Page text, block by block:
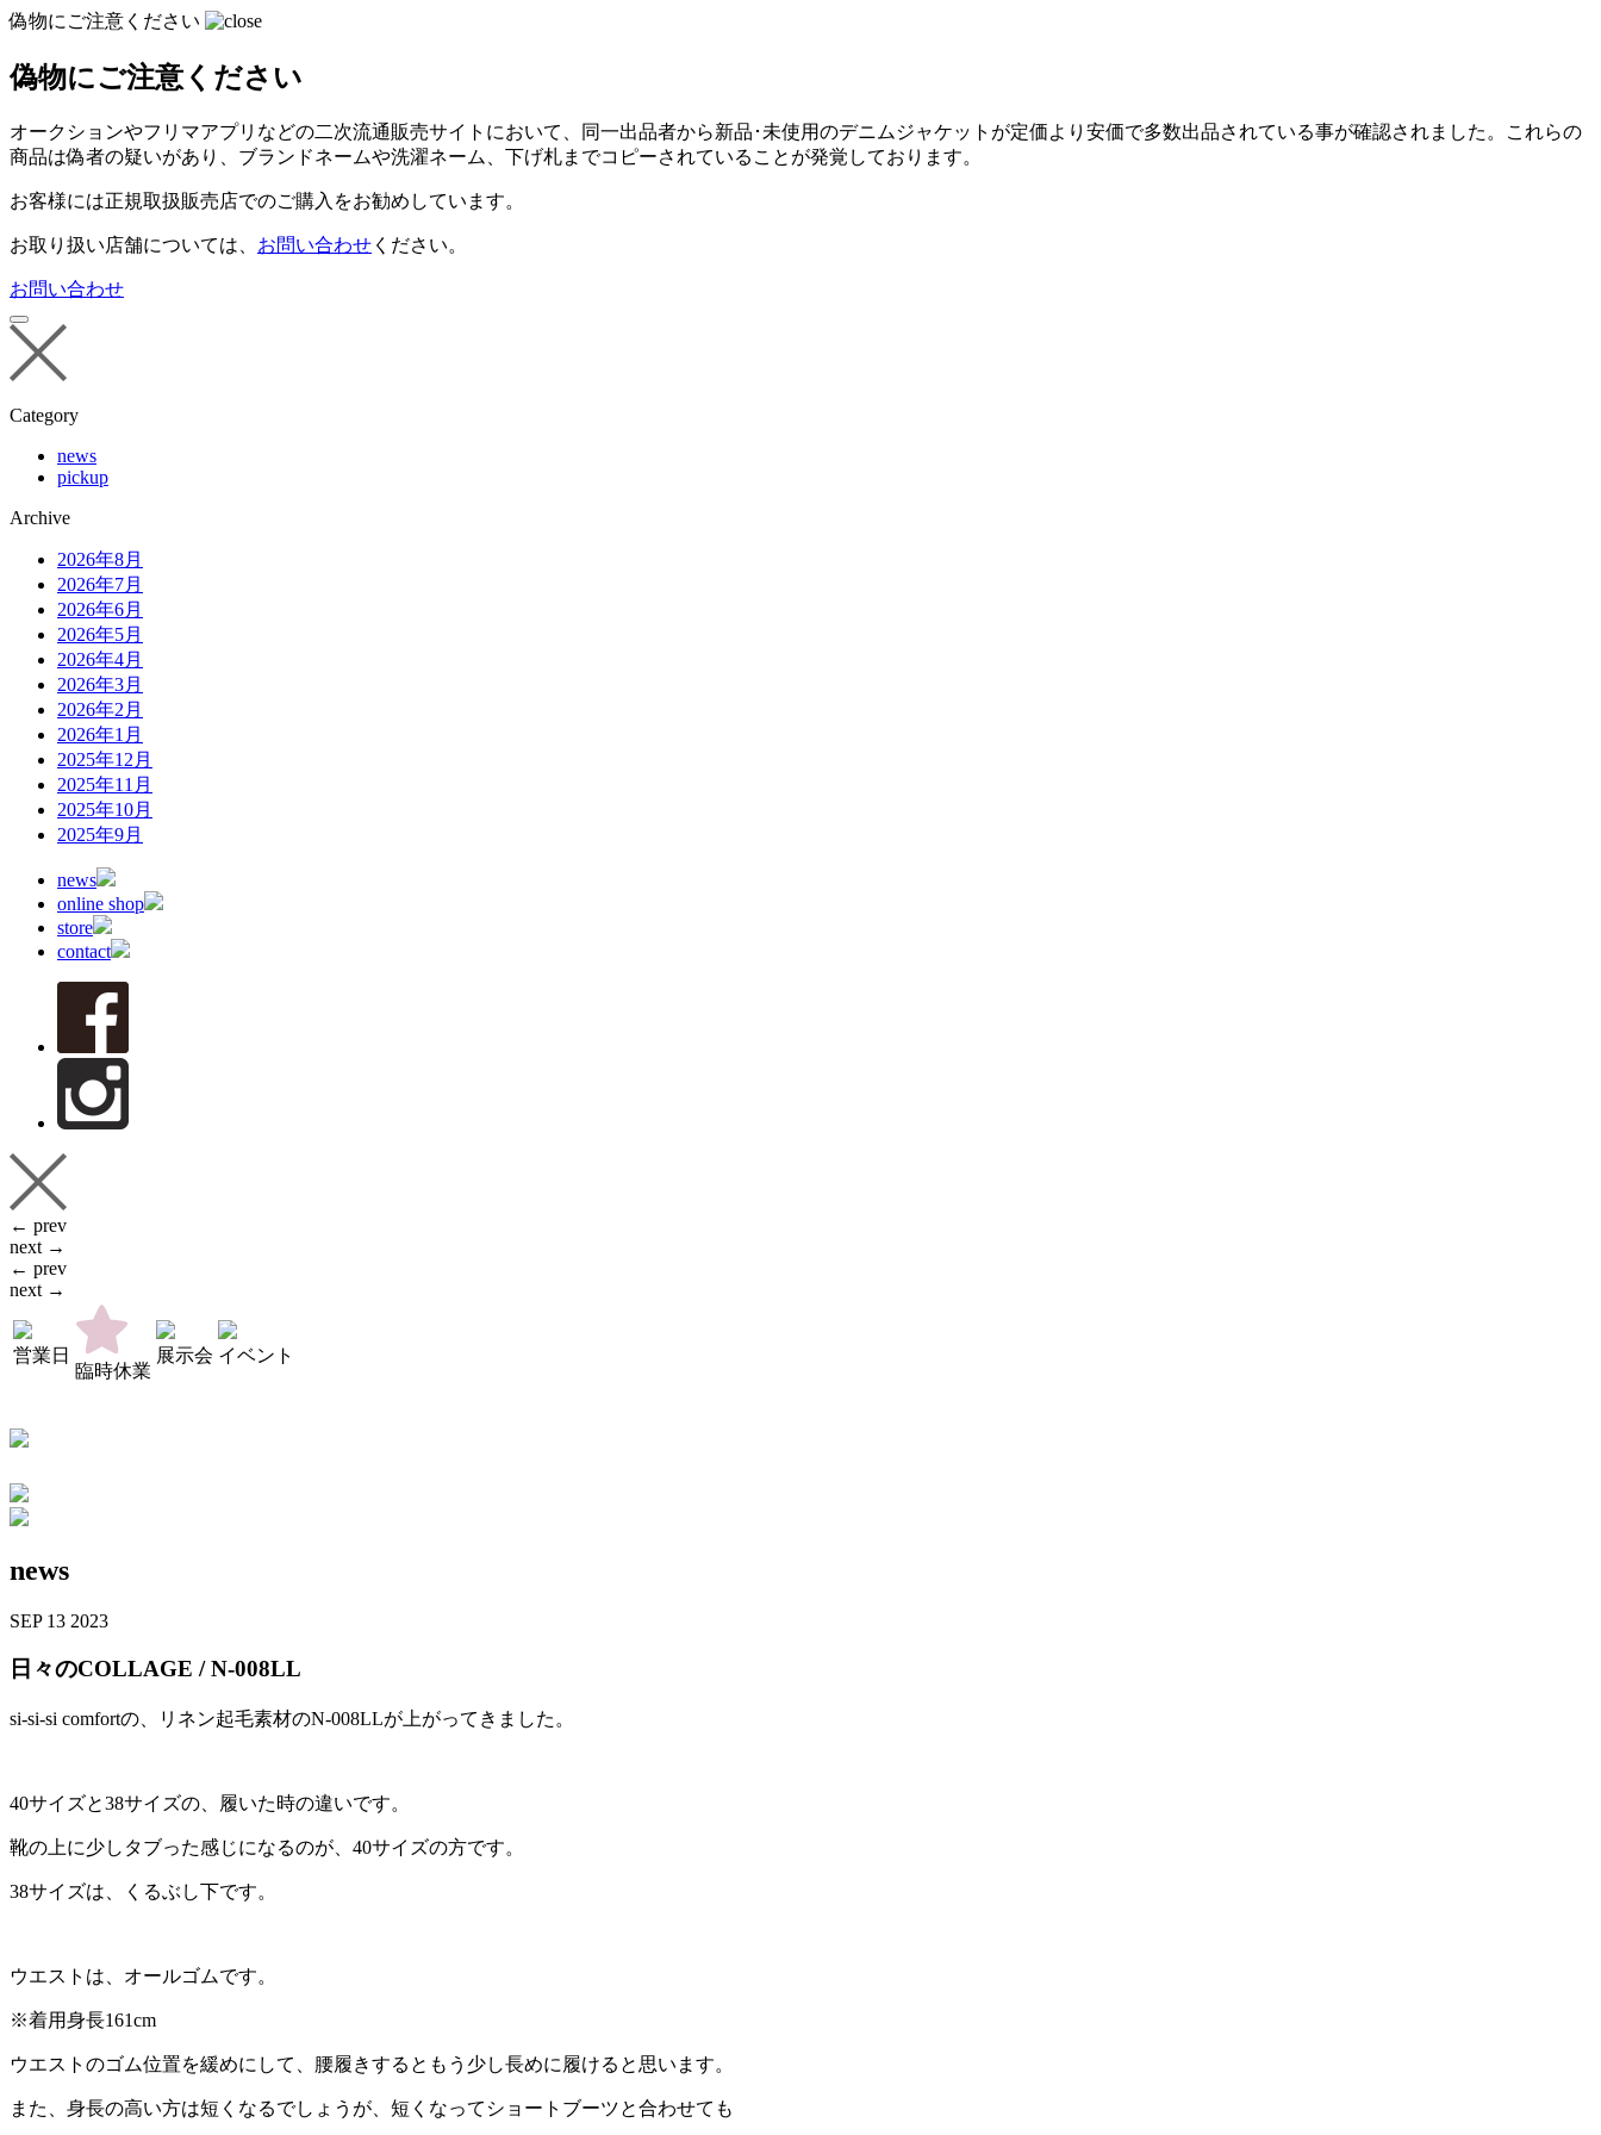
偽物にご注意ください
偽物にご注意ください
オークションやフリマアプリなどの二次流通販売サイトにおいて、同一出品者から新品･未使用のデニムジャケットが定価より安価で多数出品されている事が確認されました。
これらの
商品は偽者の疑いがあり、ブランドネームや洗濯ネーム、下げ札までコピーされていることが発覚しております。
お客様には正規取扱販売店でのご購入をお勧めしています。
お取り扱い店舗については、 お問い合わせ ください。
お問い合わせ
Category
news
pickup
Archive
2026年8月
2026年7月
2026年6月
2026年5月
2026年4月
2026年3月
2026年2月
2026年1月
2025年12月
2025年11月
2025年10月
2025年9月
news
online shop
store
contact
← prev
next →
← prev
next →
営業日
臨時休業
展示会 イベント
news
SEP 13 2023
日々のCOLLAGE / N-008LL
si-si-si comfortの、リネン起毛素材のN-008LLが上がってきました。
40サイズと38サイズの、履いた時の違いです。
靴の上に少しタブった感じになるのが、40サイズの方です。
38サイズは、くるぶし下です。
ウエストは、オールゴムです。
※着用身長161cm
ウエストのゴム位置を緩めにして、腰履きするともう少し長めに履けると思います。
また、身長の高い方は短くなるでしょうが、短くなってショートブーツと合わせても